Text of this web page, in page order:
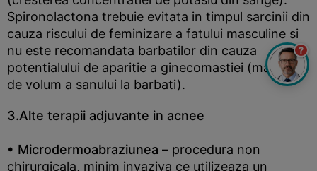
Spironolactona trebuie evitata in timpul sarcinii din
cauza riscului de feminizare a fatului masculine si
nu este recomandata barbatilor din cauza
potentialului de aparitie a ginecomastiei (marirea
de volum a sanului la barbati).
3.Alte terapii adjuvante in acnee
• Microdermoabraziunea – procedura non
chirurgicala, minim invaziva ce utilizeaza un
?